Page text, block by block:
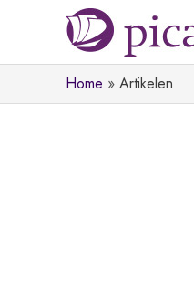
de
Home Artikelen